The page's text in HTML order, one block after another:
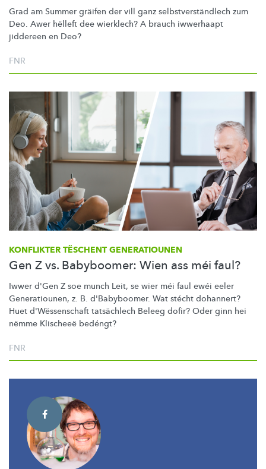
Grad am Summer gräifen der vill ganz selbstverständlech zum
Deo. Awer hëlleft dee wierklech? A brauch iwwerhaapt
jiddereen en Deo?
FNR
KONFLIKTER TËSCHENT GENERATIOUNEN
Gen Z vs. Babyboomer: Wien ass méi faul?
Iwwer d'Gen Z soe munch Leit, se wier méi faul ewéi eeler
Generatiounen, z. B. d'Babyboomer. Wat stécht dohannert?
Huet d'Wëssenschaft tatsächlech Beleeg dofir? Oder ginn hei
nëmme Klischeeë bedéngt?
FNR